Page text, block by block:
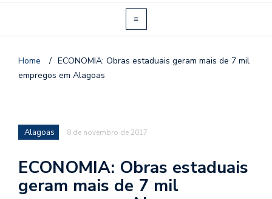
Home / ECONOMIA: Obras estaduais geram mais de 7 mil
empregos em Alagoas
Alagoas 8 de novembro de 2017
ECONOMIA: Obras estaduais
geram mais de 7 mil